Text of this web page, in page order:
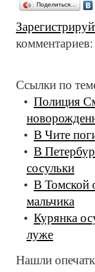
Поделиться…
Ссылки по
Полиция
В Чите
В
сосульки
В Томской
мальчика
Курянка
луже
Нашли